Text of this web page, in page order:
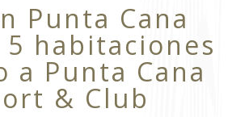
Punta Cana
habitaciones
a Punta Cana
& Club